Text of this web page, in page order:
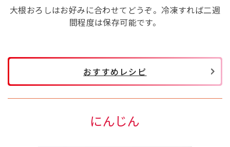
大根おろしはお好みに合わせてどうぞ。冷凍すれば二週
間程度は保存可能です。
おすすめレシピ
にんじん